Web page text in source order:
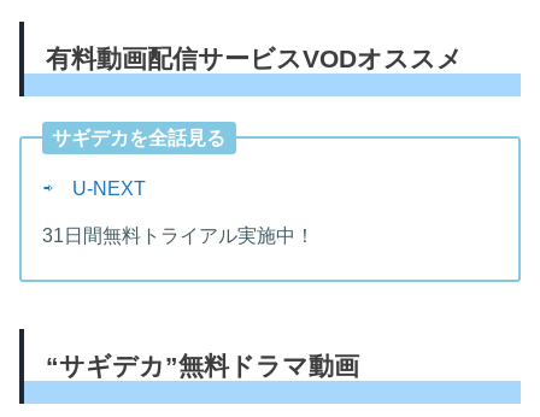
有料動画配信サービスVODオススメ
サギデカを全話見る
⇨ U-NEXT
31日間無料トライアル実施中！
“サギデカ”無料ドラマ動画